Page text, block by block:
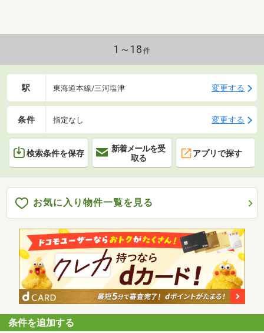
1～18 件
駅 東海道本線/三河塩津 変更する
条件 指定なし 変更する
検索条件を保存
新着メールを受
取る
アプリで探す
お気に入り物件一覧を見る
条件を追加する